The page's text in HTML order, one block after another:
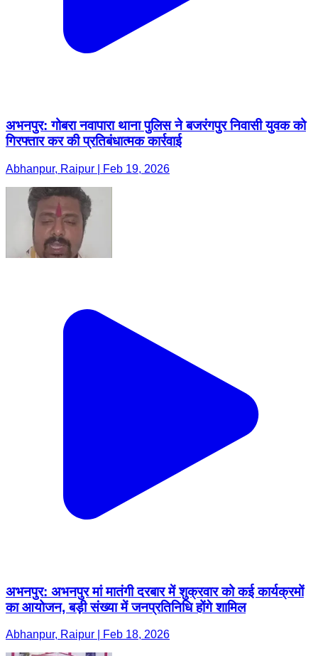
अभनपुर: गोबरा नवापारा थाना पुलिस ने बजरंगपुर निवासी युवक को
गिरफ्तार कर की प्रतिबंधात्मक कार्रवाई
Abhanpur, Raipur | Feb 19, 2026
अभनपुर: अभनपुर मां मातंगी दरबार में शुक्रवार को कई कार्यक्रमों
का आयोजन, बड़ी संख्या में जनप्रतिनिधि होंगे शामिल
Abhanpur, Raipur | Feb 18, 2026